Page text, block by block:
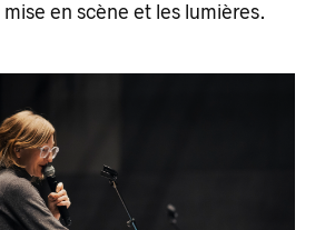
en scène et les lumières.